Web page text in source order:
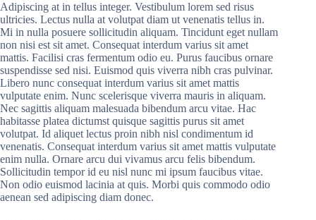
Adipiscing at in tellus integer. Vestibulum lorem sed risus
ultricies. Lectus nulla at volutpat diam ut venenatis tellus in.
Mi in nulla posuere sollicitudin aliquam. Tincidunt eget nullam
non nisi est sit amet. Consequat interdum varius sit amet
mattis. Facilisi cras fermentum odio eu. Purus faucibus ornare
suspendisse sed nisi. Euismod quis viverra nibh cras pulvinar.
Libero nunc consequat interdum varius sit amet mattis
vulputate enim. Nunc scelerisque viverra mauris in aliquam.
Nec sagittis aliquam malesuada bibendum arcu vitae. Hac
habitasse platea dictumst quisque sagittis purus sit amet
volutpat. Id aliquet lectus proin nibh nisl condimentum id
venenatis. Consequat interdum varius sit amet mattis vulputate
enim nulla. Ornare arcu dui vivamus arcu felis bibendum.
Sollicitudin tempor id eu nisl nunc mi ipsum faucibus vitae.
Non odio euismod lacinia at quis. Morbi quis commodo odio
aenean sed adipiscing diam donec.